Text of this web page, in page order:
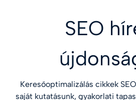
SEO
Keresőoptimalizálás cikkek
saját kutatásunk, gyakorlati